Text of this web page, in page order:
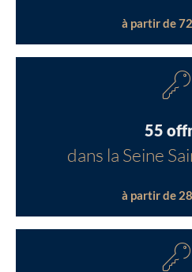
à partir de
55
dans la Seine
à partir de